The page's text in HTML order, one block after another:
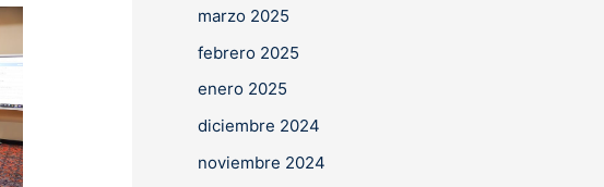
marzo 2025
febrero 2025
enero 2025
diciembre 2024
noviembre 2024